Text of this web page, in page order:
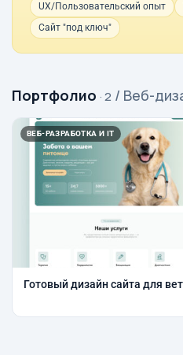
UX/Пользовательский опыт
Сайт "под ключ"
Портфолио · 2 / Веб-
ВЕБ-РАЗРАБОТКА И IT
Готовый дизайн сайта для